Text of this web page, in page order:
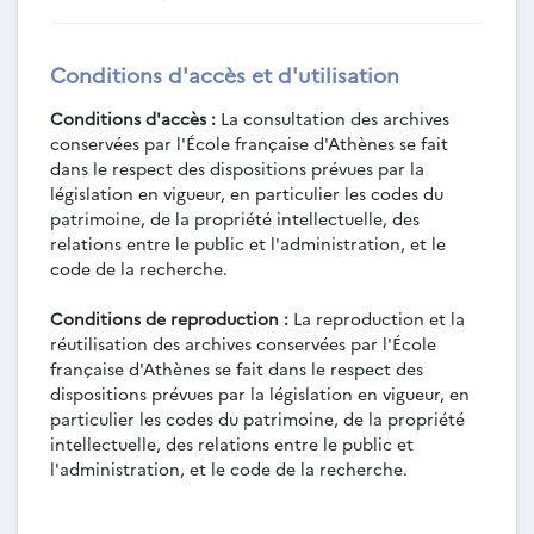
(1954), par R. Ginouvès et T. Reekmans (juin-
PEL-1-1955 - Fouilles de Gortys d'Arcadie
(1955), par R. Ginouvès et T. Reekmans (juill.-
août 1955).
PEL-1-1967-1968 - Projet de construction
du barrage du Pénée en Élide et attribution de
zones d'explorations à cinq écoles et instituts
PEL-1-1969-1972 - Étude du groupe de
Damophon de Messène à Lykosoura (sept.
1969-août 1972 ; s.d.).
PEL-1-1970 - Fouilles effectuées à Argos
(1970), en bordure de la route de Tripolis, sur
le côté septentrional de la grande place du
faubourg de Kypseli, sous la direction d'Y.
Conditions d'accès et d'utilisation
Conditions d'accès : La consultation des archives
conservées par l'École française d'Athènes se fait
dans le respect des dispositions prévues par la
législation en vigueur, en particulier les codes du
patrimoine, de la propriété intellectuelle, des
relations entre le public et l'administration, et le
code de la recherche.
Conditions de reproduction : La reproduction et la
réutilisation des archives conservées par l'École
française d'Athènes se fait dans le respect des
dispositions prévues par la législation en vigueur, en
particulier les codes du patrimoine, de la propriété
intellectuelle, des relations entre le public et
l'administration, et le code de la recherche.